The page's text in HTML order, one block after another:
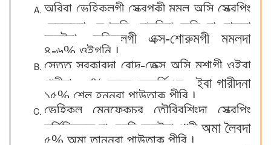
অরিবা ভেহিকলগী স্ক্রেপকী মমল অসি স্ক্রেপিং
সেন্তরনা লেপকনি, হায়রিবা অসি চাওরাক্না
অনৌবা ভেহিকলগী এক্স-শোরুমগী মমলদা
৪-৬% ওইগনি।
স্তেত সরকারদা রোদ-তেক্স অসি মশাগী ওইবা
গারীদা ২৫% অমসুং কম্মর্সিএল ওইবা গারীদনা
১৫% শেল হন্নবা পাউতাক পীরি।
ভেহিকল মেনুফেকচর তৌরিবশিংদা স্ক্রেপিং
সর্তিফিকেত য়াওরবদি অনৌবা গারী অমা লৈবদা
৫% অমা তাননবা পাউতাক পীরি।